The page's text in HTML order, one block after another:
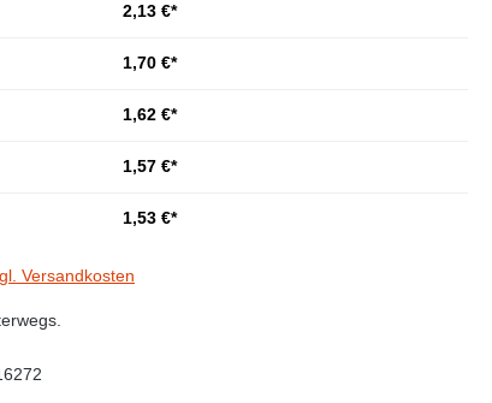
2,13 €*
1,70 €*
1,62 €*
1,57 €*
1,53 €*
Versandkosten